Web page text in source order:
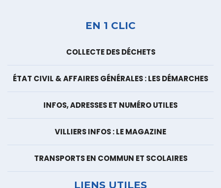
EN 1 CLIC
COLLECTE DES DÉCHETS
ÉTAT CIVIL & AFFAIRES GÉNÉRALES : LES DÉMARCHES
INFOS, ADRESSES ET NUMÉRO UTILES
VILLIERS INFOS : LE MAGAZINE
TRANSPORTS EN COMMUN ET SCOLAIRES
LIENS UTILES